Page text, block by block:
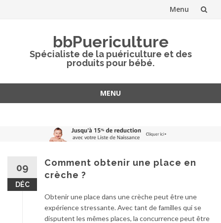
Menu
bbPuericulture
Spécialiste de la puériculture et des
produits pour bébé.
MENU
09
DÉC
Comment obtenir une place en
crèche ?
Obtenir une place dans une crèche peut être une
expérience stressante. Avec tant de familles qui se
disputent les mêmes places, la concurrence peut être